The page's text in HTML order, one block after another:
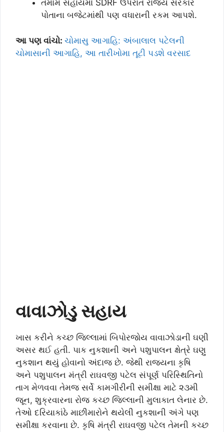
તમામ સહાયમાં SDRF ઉપરાંત રાજ્ય સરકાર
પોતાના બજેટમાંથી પણ વધારાની રકમ આપશે.
આ પણ વાંચો: ચોમાસુ આગાહિ: અંબાલાલ પટેલની
ચોમાસાની આગાહિ, આ તારીખોમા તૂટી પડશે વરસાદ
વાવાઝોડુ સહાય
ખાસ કરીને કચ્છ જિલ્લામાં બિપોરજોય વાવાઝોડાની ઘણી
અસર થઈ હતી. પાક નુકશાની અને પશુપાલન ક્ષેત્રે ઘણુ
નુકશાન થયું હોવાનો અંદાજ છે. જેથી રાજ્યના કૃષિ
અને પશુપાલન મંત્રી રાઘવજી પટેલ સંપૂર્ણ પરિસ્થિતિનો
તાગ મેળવવા તેમજ સર્વે કામગીરીની સમીક્ષા માટે ૨૩મી
જૂન, શુક્રવારના રોજ કચ્છ જિલ્લાની મુલાકાત લેનાર છે.
તેઓ દરિયાકાંઠે માછીમારોને થયેલી નુકશાની અંગે પણ
સમીક્ષા કરવાના છે. કૃષિ મંત્રી રાઘવજી પટેલ તેમની કચ્છ